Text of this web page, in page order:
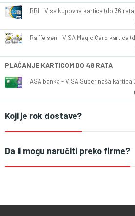
BBI - Visa kupovna kartica (do 36 rata)
Raiffeisen - VISA Magic Card kartica
PLAĆANJE KARTICOM DO 48 RATA
ASA banka - VISA Super naša kartica
Koji je rok dostave?
Da li mogu naručiti preko firme?